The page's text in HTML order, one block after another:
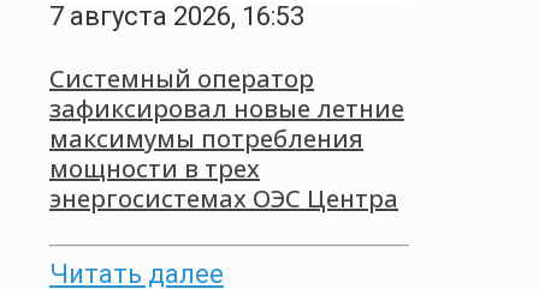
7 августа 2026, 16:53
Системный оператор
зафиксировал новые летние
максимумы потребления
мощности в трех
энергосистемах ОЭС Центра
Читать далее